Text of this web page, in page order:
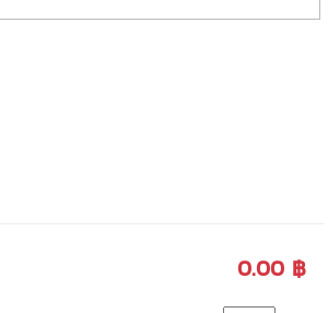
0.00 ฿